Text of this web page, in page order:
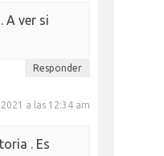
A ver si
Responder
a las 12:34 am
. Es